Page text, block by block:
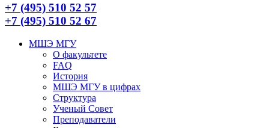
+7 (495) 510 52 57
+7 (495) 510 52 67
МШЭ МГУ
О факультете
FAQ
История
МШЭ МГУ в цифрах
Структура
Ученый Совет
Преподаватели